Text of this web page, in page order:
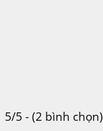
5/5 - (2 bình chọn)